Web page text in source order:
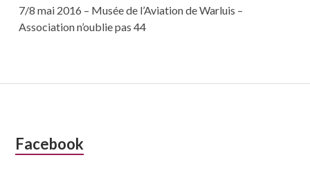
7/8 mai 2016 – Musée de l’Aviation de Warluis –
Association n’oublie pas 44
Colonne
Facebook